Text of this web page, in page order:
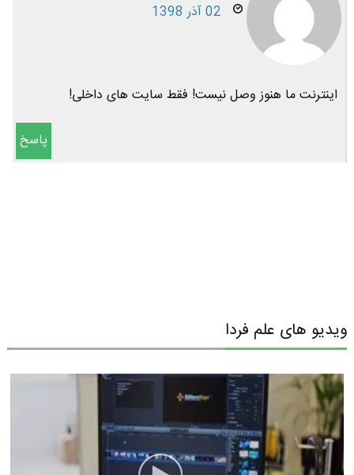
02 آذر 1398
اینترنت ما هنوز وصل نیست! فقط سایت های داخلی!
پاسخ
ویدیو های علم فردا